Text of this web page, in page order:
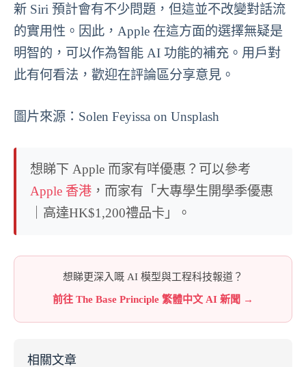
新 Siri 預計會有不少問題，但這並不改變對話流
的實用性。因此，Apple 在這方面的選擇無疑是
明智的，可以作為智能 AI 功能的補充。用戶對
此有何看法，歡迎在評論區分享意見。
圖片來源：Solen Feyissa on Unsplash
想睇下 Apple 而家有咩優惠？可以參考
Apple 香港 ，而家有「大專學生開學季優惠
｜高達HK$1,200禮品卡」。
想睇更深入嘅 AI 模型與工程科技報道？
前往 The Base Principle 繁體中文 AI 新聞 →
相關文章